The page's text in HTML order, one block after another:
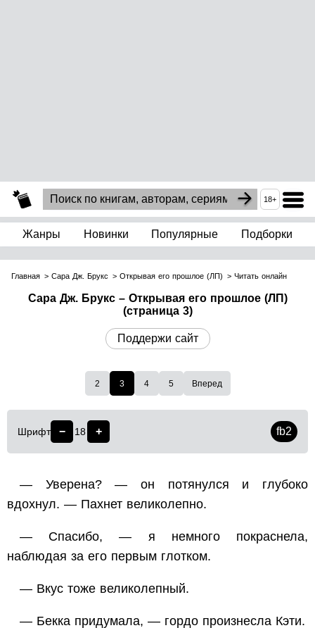
18+
Жанры Новинки Популярные Подборки
Главная Сара Дж. Брукс Открывая его прошлое (ЛП) Читать онлайн
Сара Дж. Брукс – Открывая его прошлое (ЛП)
(страница 3)
Поддержи сайт
2 3 4 5 Вперед
Шрифт − 18 + fb2
— Уверена? — он потянулся и глубоко
вдохнул. — Пахнет великолепно.
— Спасибо, — я немного покраснела,
наблюдая за его первым глотком.
— Вкус тоже великолепный.
— Бекка придумала, — гордо произнесла Кэти.